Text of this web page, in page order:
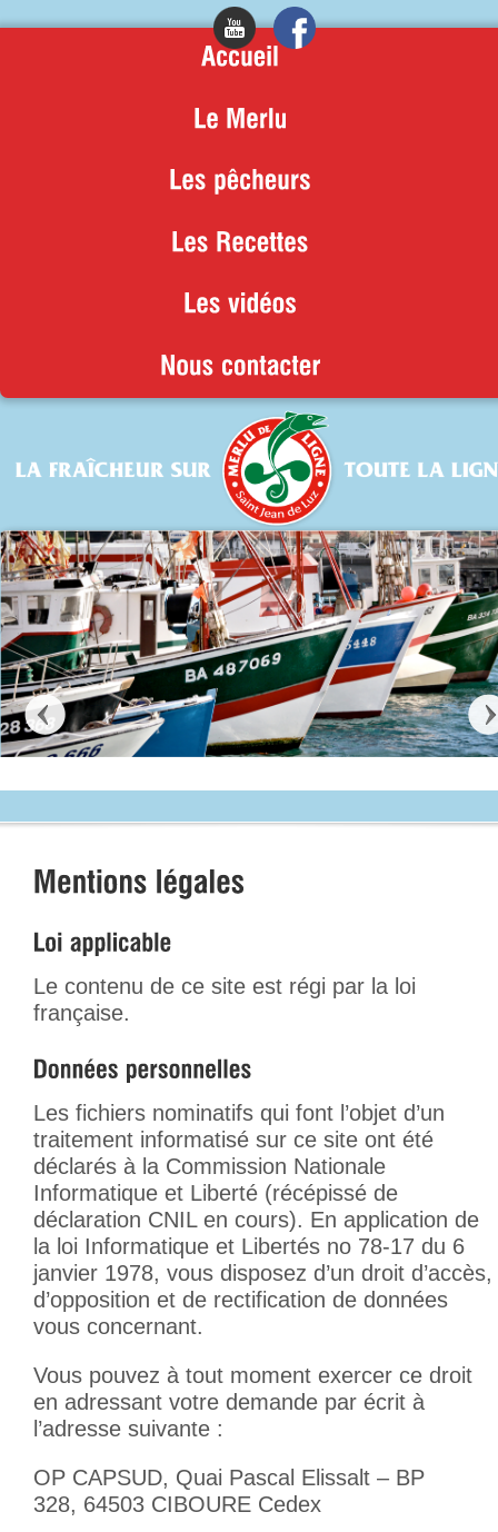
Le contenu de ce site est régi par la loi
française.
Les fichiers nominatifs qui font l’objet d’un
traitement informatisé sur ce site ont été
déclarés à la Commission Nationale
Informatique et Liberté (récépissé de
déclaration CNIL en cours). En application de
la loi Informatique et Libertés no 78-17 du 6
janvier 1978, vous disposez d’un droit d’accès,
d’opposition et de rectification de données
vous concernant.
Vous pouvez à tout moment exercer ce droit
en adressant votre demande par écrit à
l’adresse suivante :
OP CAPSUD, Quai Pascal Elissalt – BP
328, 64503 CIBOURE Cedex